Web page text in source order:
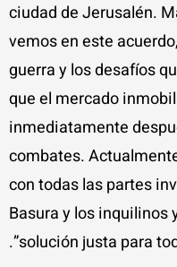
ciudad de Jerusalén.
vemos en este
guerra y los desafíos
que el mercado
inmediatamente
combates.
con todas las partes
Basura y los inquilinos
solución justa para